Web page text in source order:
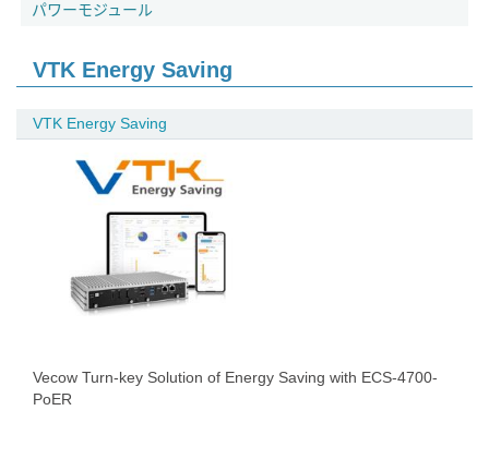
パワーモジュール
VTK Energy Saving
VTK Energy Saving
Vecow Turn-key Solution of Energy Saving with ECS-4700-
PoER